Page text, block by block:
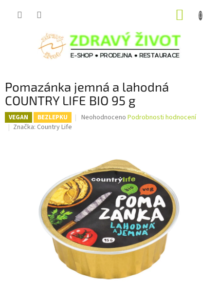
Pomazánka jemná a lahodná
COUNTRY LIFE BIO 95 g
VEGAN BEZLEPKU
Průměrné
5
hvězdiček.
Neohodnoceno Podrobnosti hodnocení
Značka: Country Life